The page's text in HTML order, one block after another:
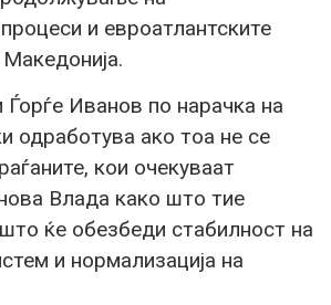
и евроатлантските
Ѓорѓе Иванов по нарачка на
одработува ако тоа не се
кои очекуваат
Влада како што тие
ќе обезбеди стабилност на
и нормализација на